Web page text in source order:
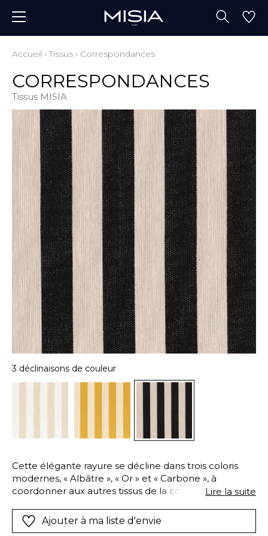
Accueil ›Tissus › Correspondances
CORRESPONDANCES
Tissus MISIA
3 déclinaisons de couleur
Cette élégante rayure se décline dans trois coloris
modernes, « Albâtre », « Or » et « Carbone », à
coordonner aux autres tissus de la collection
high-tech en polyoléfine (polypropylène), le tissu «
Correspondances » est tout indiqué pour la création
Lire la suite
Ajouter à ma liste d'envie